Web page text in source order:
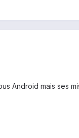
Android mais ses